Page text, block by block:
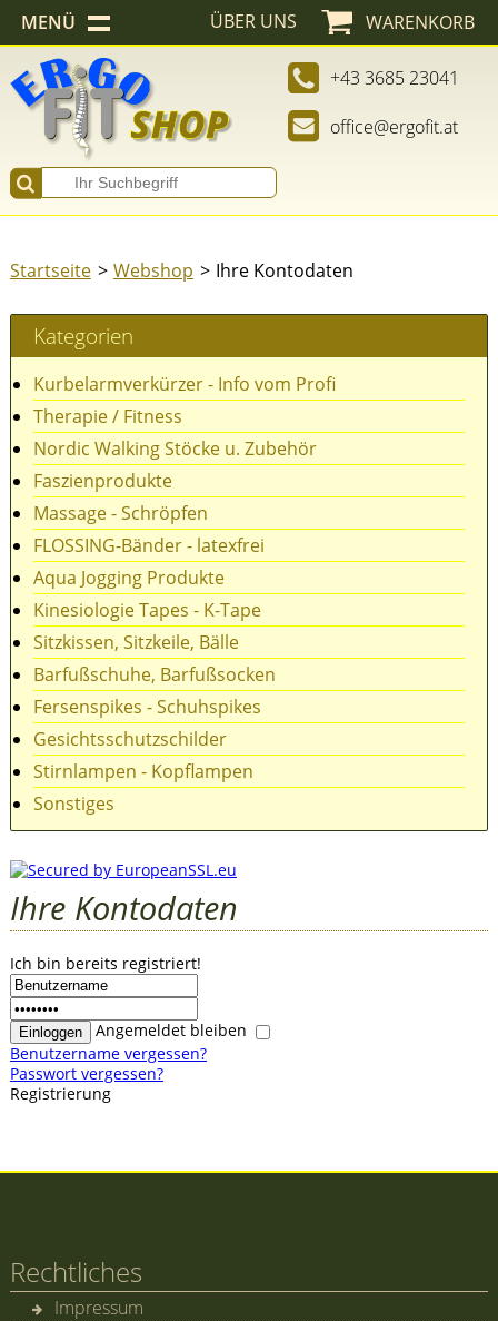
WARENKORB
ÜBER UNS
+43 3685 23041
office@ergofit.at
MENÜ
Startseite Webshop Ihre Kontodaten
Kategorien
Kurbelarmverkürzer - Info vom Profi
Therapie / Fitness
Nordic Walking Stöcke u. Zubehör
Faszienprodukte
Massage - Schröpfen
FLOSSING-Bänder - latexfrei
Aqua Jogging Produkte
Kinesiologie Tapes - K-Tape
Sitzkissen, Sitzkeile, Bälle
Barfußschuhe, Barfußsocken
Fersenspikes - Schuhspikes
Gesichtsschutzschilder
Stirnlampen - Kopflampen
Sonstiges
Ihre Kontodaten
Ich bin bereits registriert!
Angemeldet bleiben
Benutzername vergessen?
Passwort vergessen?
Registrierung
Rechtliches
Impressum